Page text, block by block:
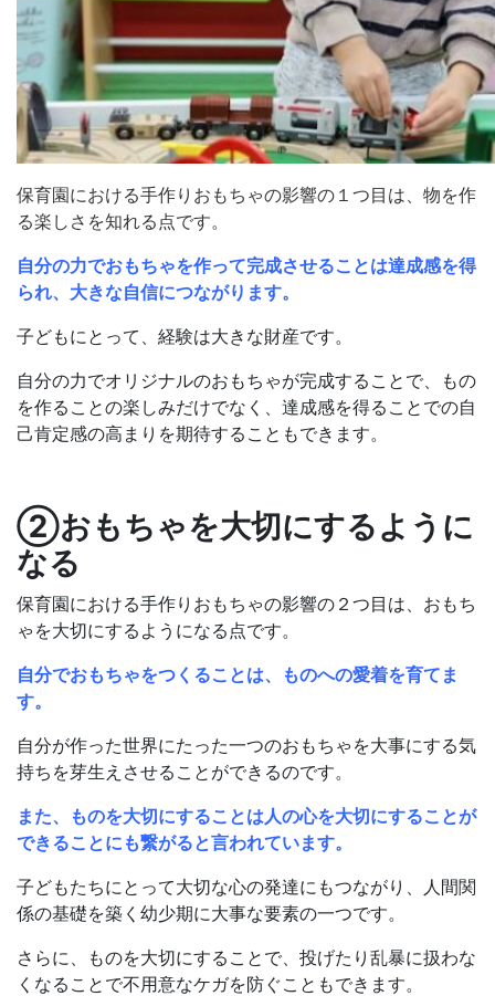
保育園における手作りおもちゃの影響の１つ目は、物を作
る楽しさを知れる点です。
自分の力でおもちゃを作って完成させることは達成感を得
られ、大きな自信につながります。
子どもにとって、経験は大きな財産です。
自分の力でオリジナルのおもちゃが完成することで、もの
を作ることの楽しみだけでなく、達成感を得ることでの自
己肯定感の高まりを期待することもできます。
②おもちゃを大切にするように
なる
保育園における手作りおもちゃの影響の２つ目は、おもち
ゃを大切にするようになる点です。
自分でおもちゃをつくることは、ものへの愛着を育てま
す。
自分が作った世界にたった一つのおもちゃを大事にする気
持ちを芽生えさせることができるのです。
また、ものを大切にすることは人の心を大切にすることが
できることにも繋がると言われています。
子どもたちにとって大切な心の発達にもつながり、人間関
係の基礎を築く幼少期に大事な要素の一つです。
さらに、ものを大切にすることで、投げたり乱暴に扱わな
くなることで不用意なケガを防ぐこともできます。